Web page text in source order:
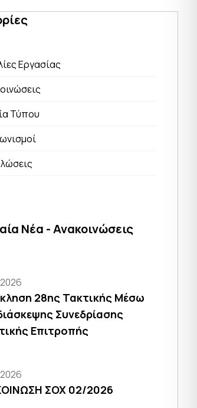
Εργασίας
Τύπου
Νέα - Ανακοινώσεις
28ης Τακτικής Μέσω
Συνεδρίασης
Επιτροπής
ΣΟΧ 02/2026